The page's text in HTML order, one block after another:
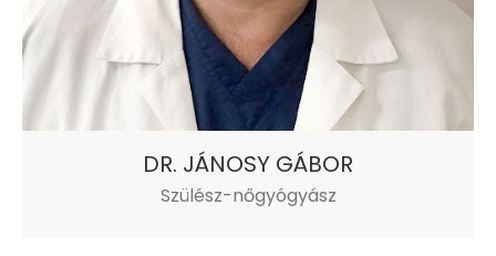
DR. JÁNOSY GÁBOR
Szülész-nőgyógyász